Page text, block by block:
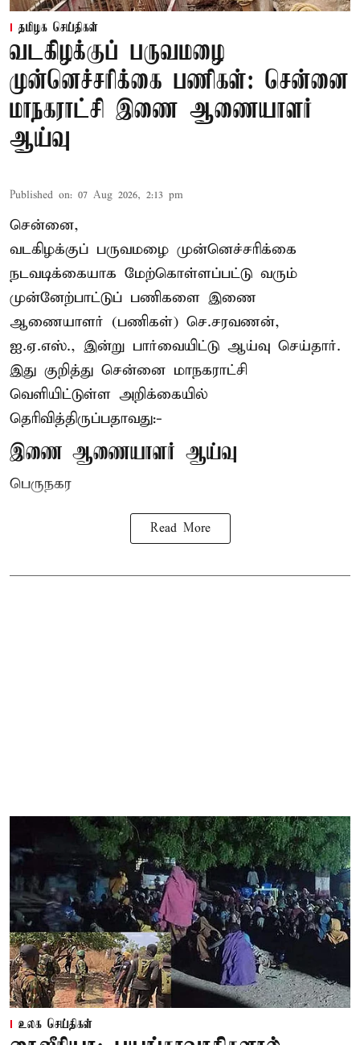
தமிழக செய்திகள்
வடகிழக்குப் பருவமழை
முன்னெச்சரிக்கை பணிகள்: சென்னை
மாநகராட்சி இணை ஆணையாளர்
ஆய்வு
Published on: 07 Aug 2026, 2:13 pm
சென்னை,
வடகிழக்குப் பருவமழை முன்னெச்சரிக்கை
நடவடிக்கையாக மேற்கொள்ளப்பட்டு வரும்
முன்னேற்பாட்டுப் பணிகளை இணை
ஆணையாளர் (பணிகள்) செ.சரவணன்,
ஐ.ஏ.எஸ்., இன்று பார்வையிட்டு ஆய்வு செய்தார்.
இது குறித்து சென்னை மாநகராட்சி
வெளியிட்டுள்ள அறிக்கையில்
தெரிவித்திருப்பதாவது:-
இணை ஆணையாளர் ஆய்வு
பெருநகர
Read More
உலக செய்திகள்